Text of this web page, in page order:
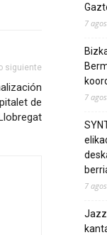
siguiente
de
7
7
7